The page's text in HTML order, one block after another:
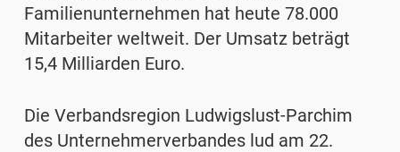
Familienunternehmen hat heute 78.000
Mitarbeiter weltweit. Der Umsatz beträgt
15,4 Milliarden Euro.
Die Verbandsregion Ludwigslust-Parchim
des Unternehmerverbandes lud am 22.